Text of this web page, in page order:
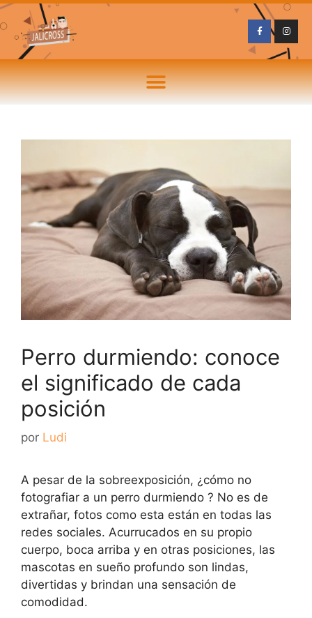
Perro durmiendo: conoce
el significado de cada
posición
por Ludi
A pesar de la sobreexposición, ¿cómo no
fotografiar a un perro durmiendo ? No es de
extrañar, fotos como esta están en todas las
redes sociales. Acurrucados en su propio
cuerpo, boca arriba y en otras posiciones, las
mascotas en sueño profundo son lindas,
divertidas y brindan una sensación de
comodidad.